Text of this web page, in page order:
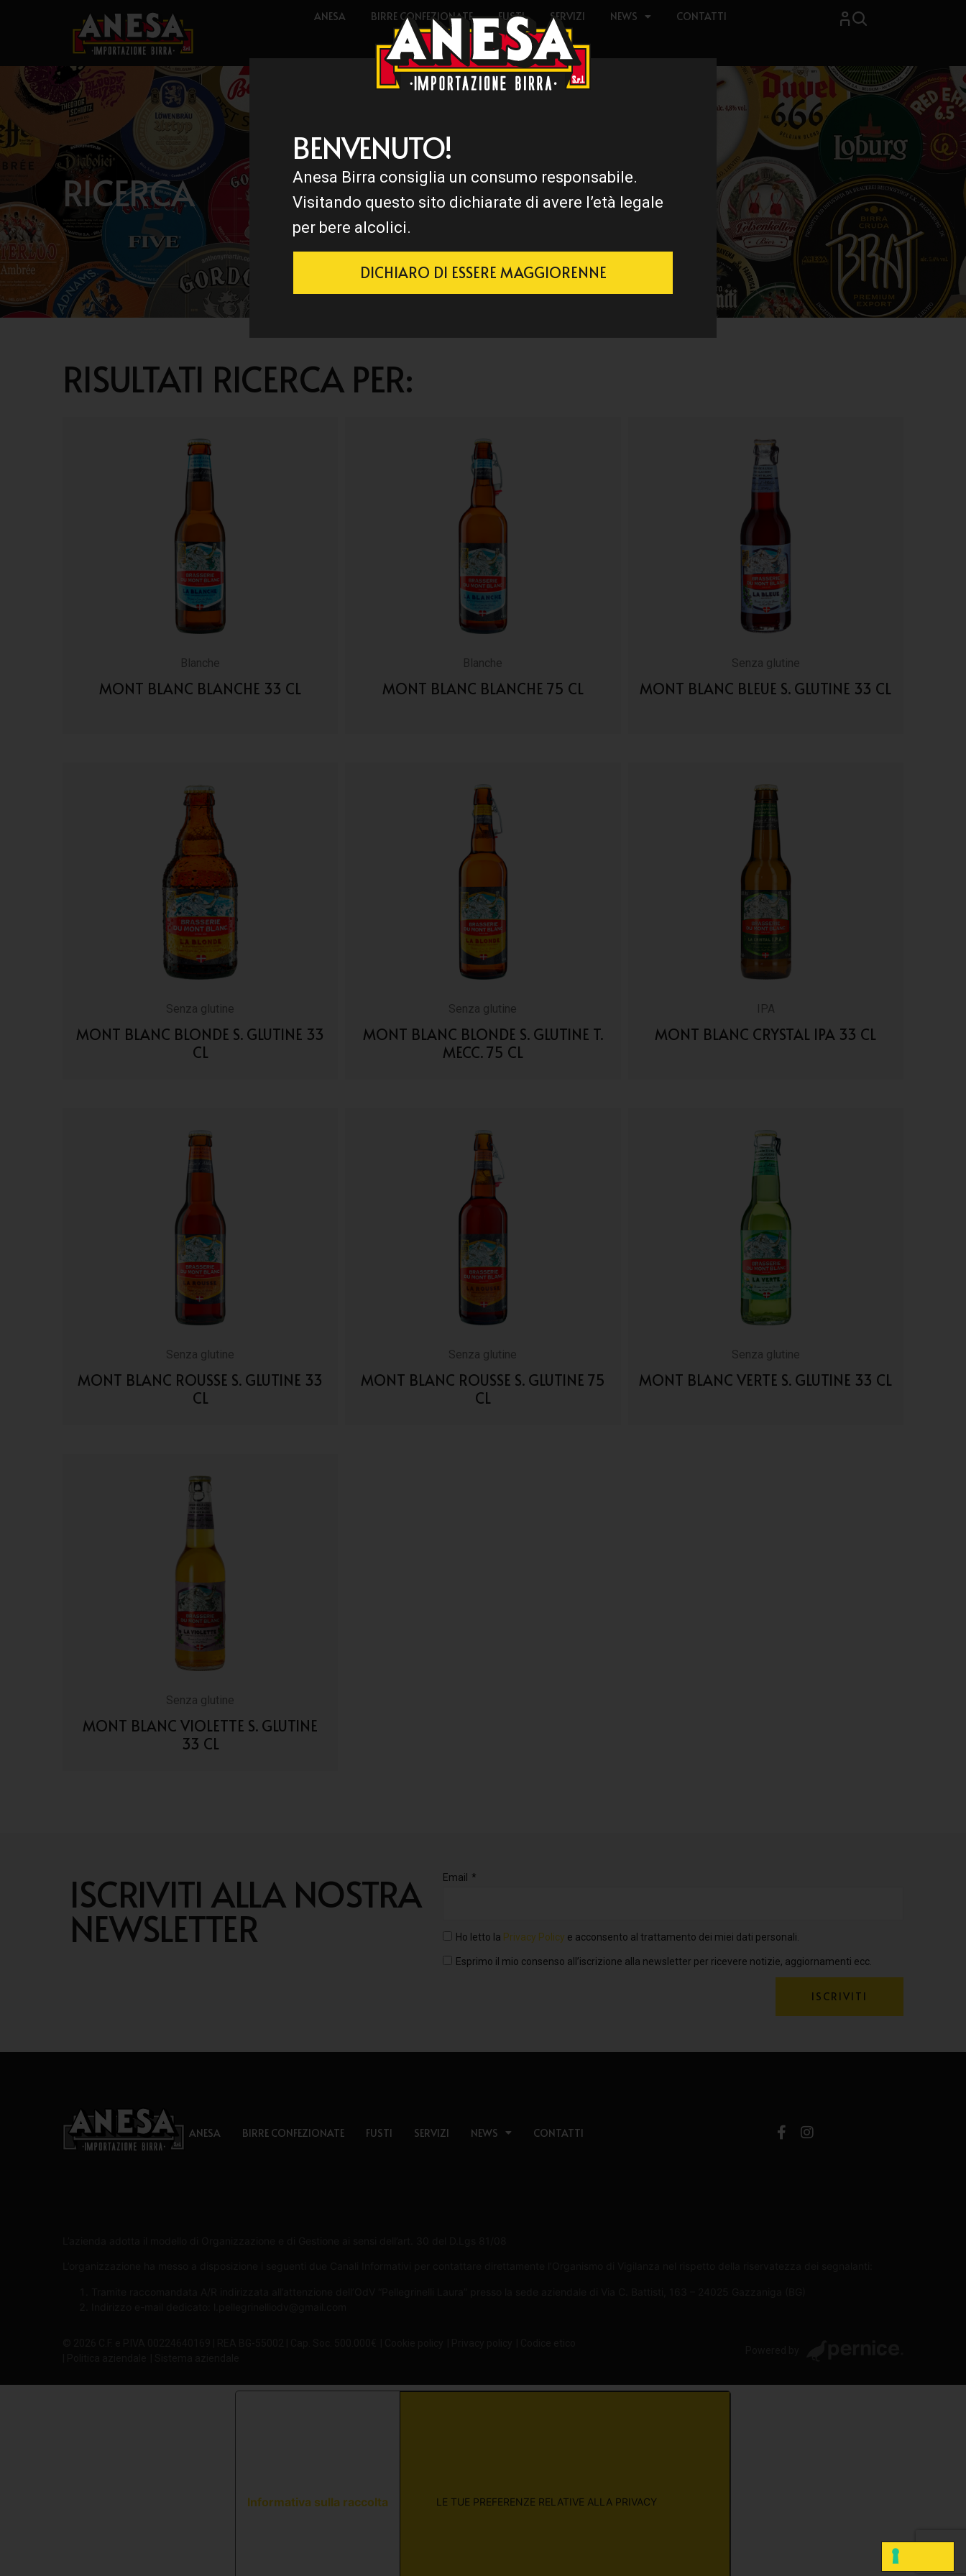
ANESA BIRRE CONFEZIONATE FUSTI SERVIZI NEWS CONTATTI
RICERCA
RISULTATI RICERCA PER:
Blanche
MONT BLANC BLANCHE 33 CL
Blanche
MONT BLANC BLANCHE 75 CL
Senza glutine
MONT BLANC BLEUE S. GLUTINE 33 CL
Senza glutine
MONT BLANC BLONDE S. GLUTINE 33
CL
Senza glutine
MONT BLANC BLONDE S. GLUTINE T.
MECC. 75 CL
IPA
MONT BLANC CRYSTAL IPA 33 CL
Senza glutine
MONT BLANC ROUSSE S. GLUTINE 33
CL
Senza glutine
MONT BLANC ROUSSE S. GLUTINE 75
CL
Senza glutine
MONT BLANC VERTE S. GLUTINE 33 CL
Senza glutine
MONT BLANC VIOLETTE S. GLUTINE
33 CL
ISCRIVITI ALLA NOSTRA
NEWSLETTER
Email
Ho letto la Privacy Policy e acconsento al trattamento dei miei dati personali.
Esprimo il mio consenso all’iscrizione alla newsletter per ricevere notizie, aggiornamenti ecc.
ISCRIVITI
ANESA BIRRE CONFEZIONATE FUSTI SERVIZI NEWS CONTATTI
Informativa sulla raccolta LE TUE PREFERENZE RELATIVE ALLA PRIVACY
BENVENUTO!
Anesa Birra consiglia un consumo responsabile.
Visitando questo sito dichiarate di avere l’età legale
per bere alcolici.
DICHIARO DI ESSERE MAGGIORENNE